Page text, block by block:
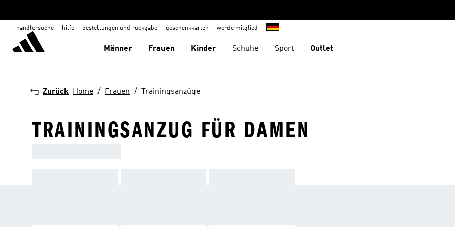
händlersuche hilfe bestellungen und rückgabe geschenkkarten werde mitglied
Männer Frauen Kinder Schuhe Sport Outlet
Zurück Home Frauen Trainingsanzüge
TRAININGSANZUG FÜR DAMEN